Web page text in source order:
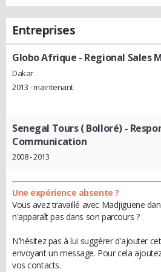
Entreprises
Globo Afrique - Regional Sales
Dakar
2013 - maintenant
Senegal Tours ( Bolloré)-
Communication
2008 - 2013
Une expérience absente ?
Vous avez travaillé avec Madjiguene
n'apparaît pas dans son parcours ?
N'hésitez pas à lui suggérer d'ajouter
envoyant un message. Pour cela
vos contacts.